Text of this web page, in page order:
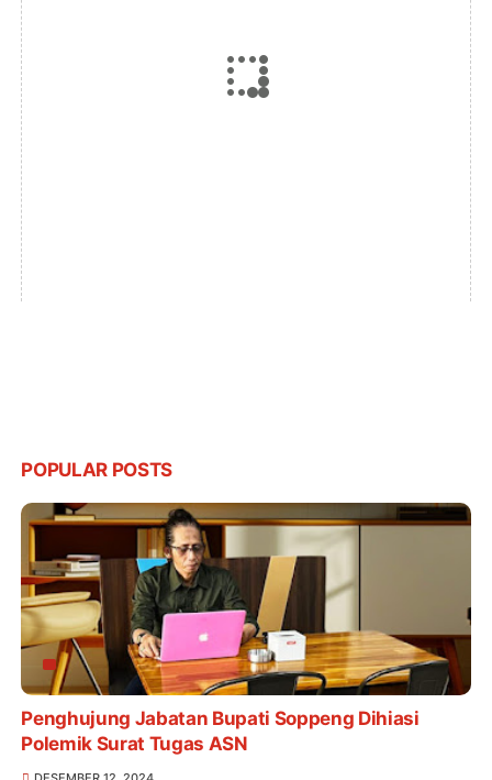
POPULAR POSTS
Penghujung Jabatan Bupati Soppeng Dihiasi
Polemik Surat Tugas ASN